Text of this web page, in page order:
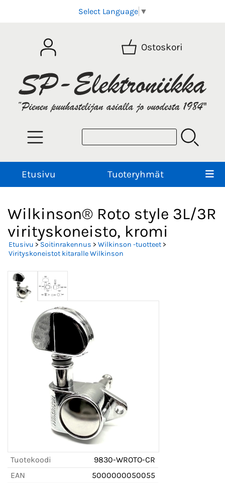
Select Language ▼
Ostoskori
Etusivu Tuoteryhmät
Wilkinson® Roto style 3L/3R
virityskoneisto, kromi
Etusivu > Soitinrakennus > Wilkinson -tuotteet>
Virityskoneistot kitaralle Wilkinson
Tuotekoodi
9830-WROTO-CR
EAN
5000000050055